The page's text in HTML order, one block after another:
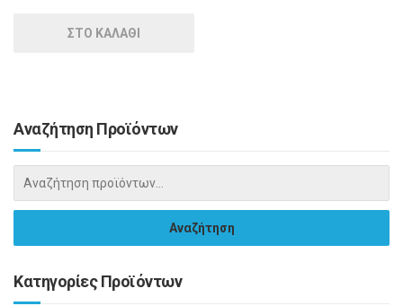
ΣΤΟ ΚΑΛΑΘΙ
Αναζήτηση Προϊόντων
Κατηγορίες Προϊόντων